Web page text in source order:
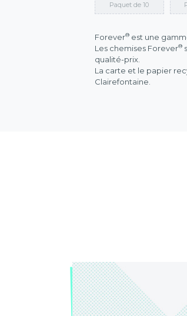
Paquet de 10
Forever® est une
Les chemises Forever®
qualité-prix.
La carte et le papier
Clairefontaine.